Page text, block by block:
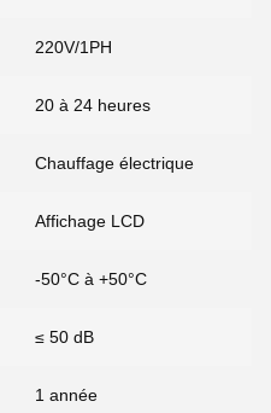
220V/1PH
20 à 24 heures
Chauffage électrique
Affichage LCD
-50°C à +50°C
≤ 50 dB
1 année